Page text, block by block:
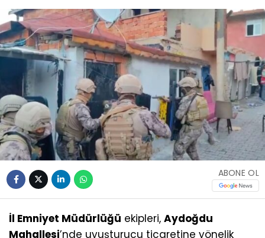
ABONE OL
İl Emniyet Müdürlüğü ekipleri, Aydoğdu
Mahallesi’nde uyuşturucu ticaretine yönelik